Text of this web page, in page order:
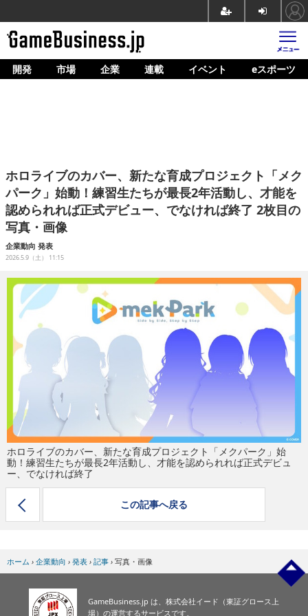
ホーム
企業動向
人材育成
産業政策
イベント/セミナー
eスポーツ
開発 市場 企業 連載 イベント eスポーツ
ホロライブのカバー、新たな育成プロジェクト「メク
パーク」始動！練習生たちが最長2年活動し、才能を
認められれば正式デビュー、でなければ終了 2枚目の
写真・画像
企業動向 発表
2026.5.9（土） 11:15
ホロライブのカバー、新たな育成プロジェクト「メクパーク」始
動！練習生たちが最長2年活動し、才能を認められれば正式デビュ
ー、でなければ終了
この記事へ戻る
ホーム › 企業動向 › 発表 › 記事 › 写真・画像
GameBusiness.jp は、株式会社イード（東証グロース上
場）の運営するサービスです。